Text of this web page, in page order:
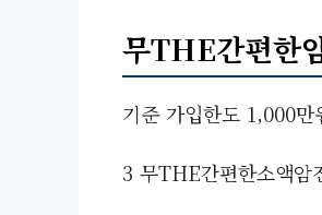
무THE간편한
기준 가입한도 1,000만
3 무THE간편한소액암